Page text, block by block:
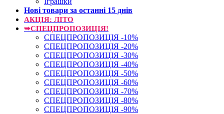
Нові товари за останнi 15 днiв
АКЦІЯ: ЛІТО
➥СПЕЦПРОПОЗИЦІЯ!
СПЕЦПРОПОЗИЦІЯ -10%
СПЕЦПРОПОЗИЦІЯ -20%
СПЕЦПРОПОЗИЦІЯ -30%
СПЕЦПРОПОЗИЦІЯ -40%
СПЕЦПРОПОЗИЦІЯ -50%
СПЕЦПРОПОЗИЦІЯ -60%
СПЕЦПРОПОЗИЦІЯ -70%
СПЕЦПРОПОЗИЦІЯ -80%
СПЕЦПРОПОЗИЦІЯ -90%